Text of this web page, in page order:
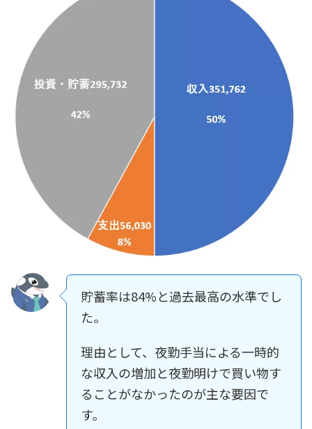
貯蓄率は84%と過去最高の水準でし
た。
理由として、夜勤手当による一時的
な収入の増加と夜勤明けで買い物す
ることがなかったのが主な要因で
す。